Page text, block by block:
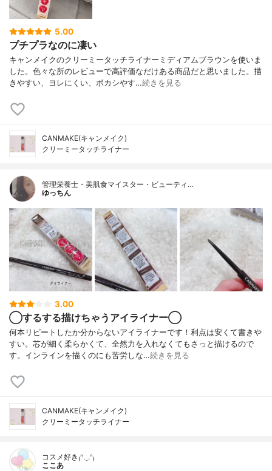
5.00
プチプラなのに凄い
キャンメイクのクリーミータッチライナーミディアムブラウンを使いま
した。色々な所のレビューで高評価なだけある商品だと思いました。描
きやすい、ヨレにくい、ボカシやす…続きを見る
CANMAKE(キャンメイク)
クリーミータッチライナー
管理栄養士・美肌食マイスター・ビューティ…
ゆっちん
3.00
◯するする描けちゃうアイライナー◯
何本リピートしたか分からないアイライナーです！利点は安くて書きや
すい。芯が細く柔らかくて、全然力を入れなくてもさっと描けるので
す。インラインを描くのにも苦労しな…続きを見る
CANMAKE(キャンメイク)
クリーミータッチライナー
コスメ好き₍ᐢ.ˬ.ᐢ₎
ここあ